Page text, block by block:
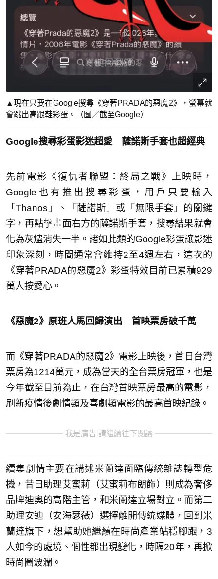
▲現在只要在Google搜尋《穿著PRADA的惡魔2》，螢幕就
會跳出高跟鞋彩蛋。（圖／截至Google）
Google搜尋彩蛋影迷超愛 薩諾斯手套也超經典
先前電影《復仇者聯盟：終局之戰》上映時，
Google也有推出搜尋彩蛋，用戶只要輸入
「Thanos」、「薩諾斯」或「無限手套」的關鍵
字，再點擊畫面右方的薩諾斯手套，搜尋結果就會
化為灰燼消失一半。諸如此類的Google彩蛋讓影迷
印象深刻，時間通常會維持2至4週左右，這次的
《穿著PRADA的惡魔2》彩蛋特效目前已累積929
萬人按愛心。
《惡魔2》原班人馬回歸演出 首映票房破千萬
而《穿著PRADA的惡魔2》電影上映後，首日台灣
票房為1214萬元，成為當天的全台票房冠軍，也是
今年截至目前為止，在台灣首映票房最高的電影，
刷新疫情後劇情類及喜劇類電影的最高首映紀錄。
我是廣告 請繼續往下閱讀
續集劇情主要在講述米蘭達面臨傳統雜誌轉型危
機，昔日助理艾蜜莉（艾蜜莉布朗飾）則成為奢侈
品牌迪奧的高階主管，和米蘭達立場對立。而第二
助理安迪（安海瑟薇）選擇離開傳統媒體，回到米
蘭達旗下，想幫助她繼續在時尚產業站穩腳跟，3
人如今的處境、個性都出現變化，時隔20年，再掀
時尚圈波瀾。